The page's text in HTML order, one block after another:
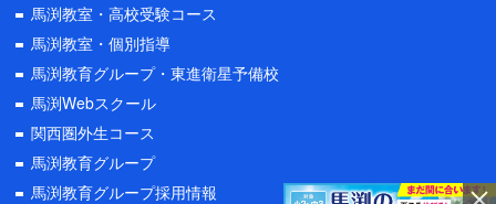
馬渕教室・高校受験コース
馬渕教室・個別指導
馬渕教育グループ・東進衛星予備校
馬渕Webスクール
関西圏外生コース
馬渕教育グループ
馬渕教育グループ採用情報